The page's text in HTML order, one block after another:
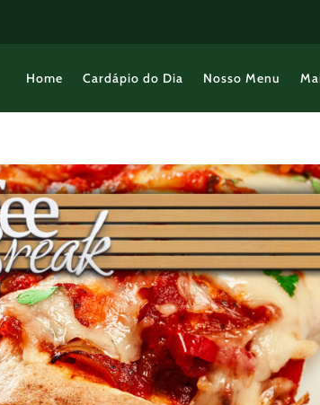
Home Cardápio do Dia Nosso Menu